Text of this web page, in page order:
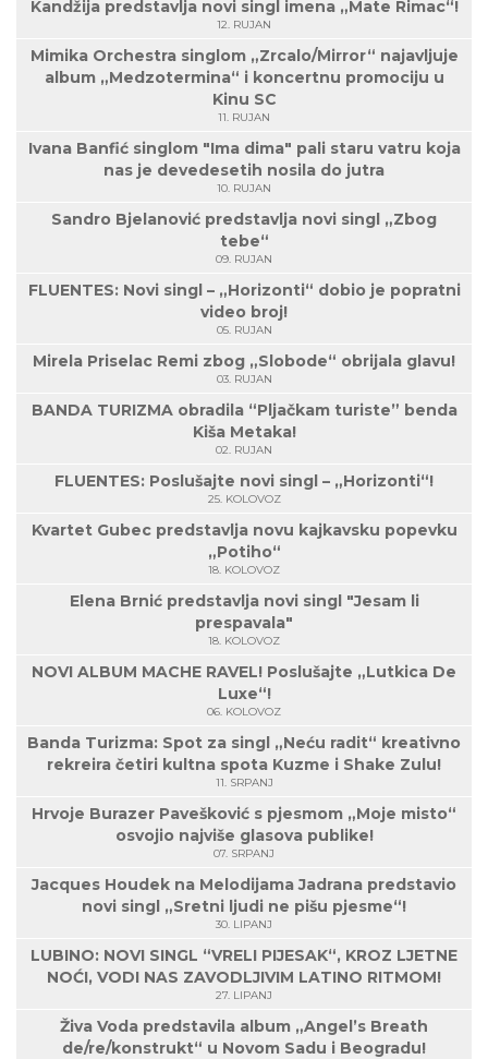
Kandžija predstavlja novi singl imena „Mate Rimac“!
12. RUJAN
Mimika Orchestra singlom „Zrcalo/Mirror“ najavljuje
album „Medzotermina“ i koncertnu promociju u
Kinu SC
11. RUJAN
Ivana Banfić singlom "Ima dima" pali staru vatru koja
nas je devedesetih nosila do jutra
10. RUJAN
Sandro Bjelanović predstavlja novi singl „Zbog
tebe“
09. RUJAN
FLUENTES: Novi singl – „Horizonti“ dobio je popratni
video broj!
05. RUJAN
Mirela Priselac Remi zbog „Slobode“ obrijala glavu!
03. RUJAN
BANDA TURIZMA obradila “Pljačkam turiste” benda
Kiša Metaka!
02. RUJAN
FLUENTES: Poslušajte novi singl – „Horizonti“!
25. KOLOVOZ
Kvartet Gubec predstavlja novu kajkavsku popevku
„Potiho“
18. KOLOVOZ
Elena Brnić predstavlja novi singl "Jesam li
prespavala"
18. KOLOVOZ
NOVI ALBUM MACHE RAVEL! Poslušajte „Lutkica De
Luxe“!
06. KOLOVOZ
Banda Turizma: Spot za singl „Neću radit“ kreativno
rekreira četiri kultna spota Kuzme i Shake Zulu!
11. SRPANJ
Hrvoje Burazer Pavešković s pjesmom „Moje misto“
osvojio najviše glasova publike!
07. SRPANJ
Jacques Houdek na Melodijama Jadrana predstavio
novi singl „Sretni ljudi ne pišu pjesme“!
30. LIPANJ
LUBINO: NOVI SINGL “VRELI PIJESAK“, KROZ LJETNE
NOĆI, VODI NAS ZAVODLJIVIM LATINO RITMOM!
27. LIPANJ
Živa Voda predstavila album „Angel’s Breath
de/re/konstrukt“ u Novom Sadu i Beogradu!